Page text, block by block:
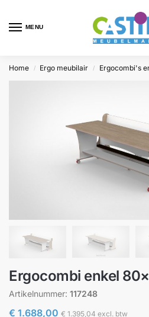
MENU
Home / Ergo meubilair / Ergocombi's
Ergocombi enkel
Artikelnummer: 117248
€ 1.688,00 € 1.395,04 excl. btw